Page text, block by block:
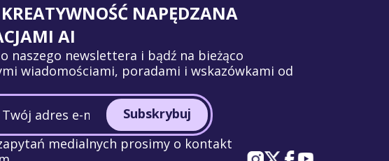
NAPĘDZANA
AI
naszego newslettera i bądź na bieżąco
wiadomościami, poradami i wskazówkami od
Subskrybuj
medialnych prosimy o kontakt